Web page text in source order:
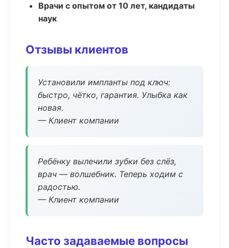
Врачи с опытом от 10 лет, кандидаты
наук
Отзывы клиентов
Установили импланты под ключ:
быстро, чётко, гарантия. Улыбка как
новая.
— Клиент компании
Ребёнку вылечили зубки без слёз,
врач — волшебник. Теперь ходим с
радостью.
— Клиент компании
Часто задаваемые вопросы